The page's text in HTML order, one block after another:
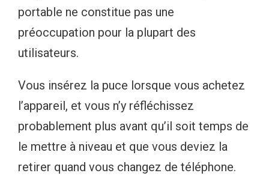
portable ne constitue pas une
préoccupation pour la plupart des
utilisateurs.
Vous insérez la puce lorsque vous achetez
l’appareil, et vous n’y réfléchissez
probablement plus avant qu’il soit temps de
le mettre à niveau et que vous deviez la
retirer quand vous changez de téléphone.